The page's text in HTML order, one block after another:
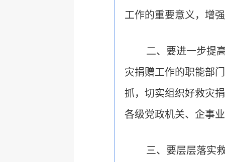
工作的重要意义，增
二、要进一步提
灾捐赠工作的职能部
抓，切实组织好救灾
各级党政机关、企事
三、要层层落实